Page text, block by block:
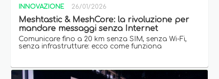
INNOVAZIONE 26/01/2026
Meshtastic & MeshCore: la rivoluzione per
mandare messaggi senza Internet
Comunicare fino a 20 km senza SIM, senza Wi-Fi,
senza infrastrutture: ecco come funziona